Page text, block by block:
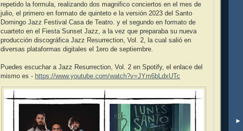
repetido la formula, realizando dos magnifico conciertos en el mes de
julio, el primero en formato de quinteto e la versión 2023 del Santo
Domingo Jazz Festival Casa de Teatro. y el segundo en formato de
cuarteto en el Fiesta Sunset Jazz, a la vez que preparaba su nueva
producción discográfica Jazz Resurrection, Vol. 2, la cual salió en
diversas plataformas digitales el 1ero de septiembre.
Puedes escuchar a Jazz Resurrection, Vol. 2 en Spotify, el enlace del
mismo es - https://www.youtube.com/watch?v=JYm6bLdxUTc
►